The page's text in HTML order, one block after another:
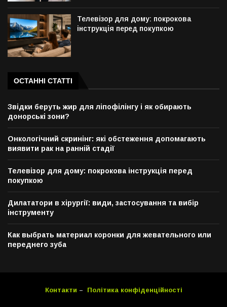
Телевізор для дому: покрокова
інструкція перед покупкою
ОСТАННІ СТАТТІ
Звідки беруть жир для ліпофілінгу і як обирають
донорські зони?
Онкологічний скринінг: які обстеження допомагають
виявити рак на ранній стадії
Телевізор для дому: покрокова інструкція перед
покупкою
Дилататори в хірургії: види, застосування та вибір
інструменту
Как выбрать материал коронки для жевательного или
переднего зуба
Контакти – Політика конфіденційності